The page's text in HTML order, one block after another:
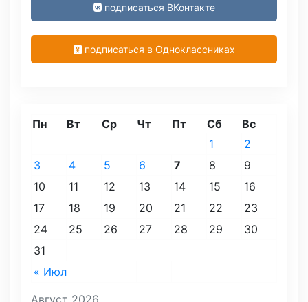
подписаться ВКонтакте
подписаться в Одноклассниках
Август 2026
Пн Вт Ср Чт Пт Сб Вс
« Июл
1
2
3
4 5 6 7 8
9
10
11 12 13 14 15
16
17
18 19 20 21 22
23
24
25 26 27 28 29
30
31